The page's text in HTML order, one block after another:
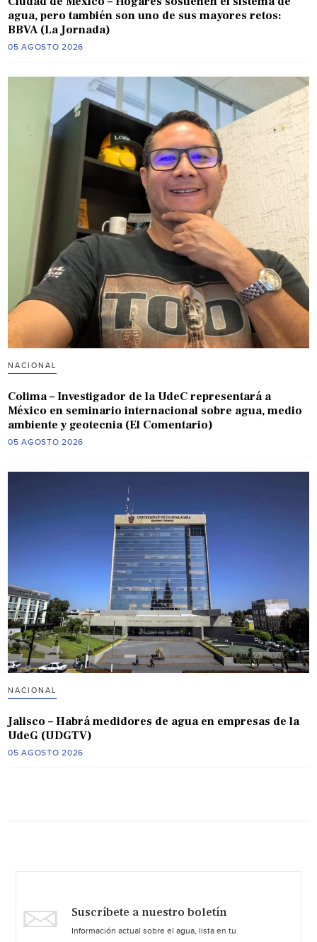
agua, pero también son uno de sus mayores retos:
BBVA (La Jornada)
05 AGOSTO 2026
NACIONAL
Colima – Investigador de la UdeC representará a
México en seminario internacional sobre agua, medio
ambiente y geotecnia (El Comentario)
05 AGOSTO 2026
NACIONAL
Jalisco – Habrá medidores de agua en empresas de la
UdeG (UDGTV)
05 AGOSTO 2026
Suscríbete a nuestro boletín
Información actual sobre el agua, lista en tu